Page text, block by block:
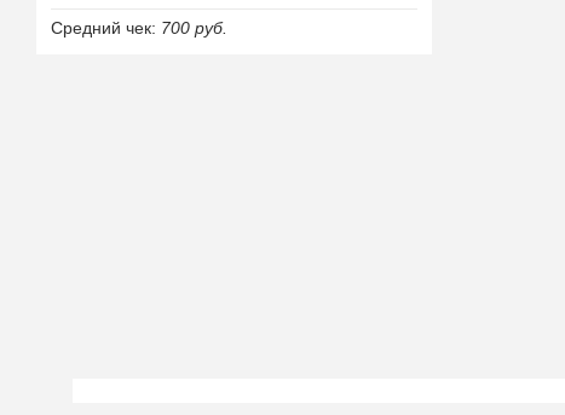
Средний чек: 700 руб.